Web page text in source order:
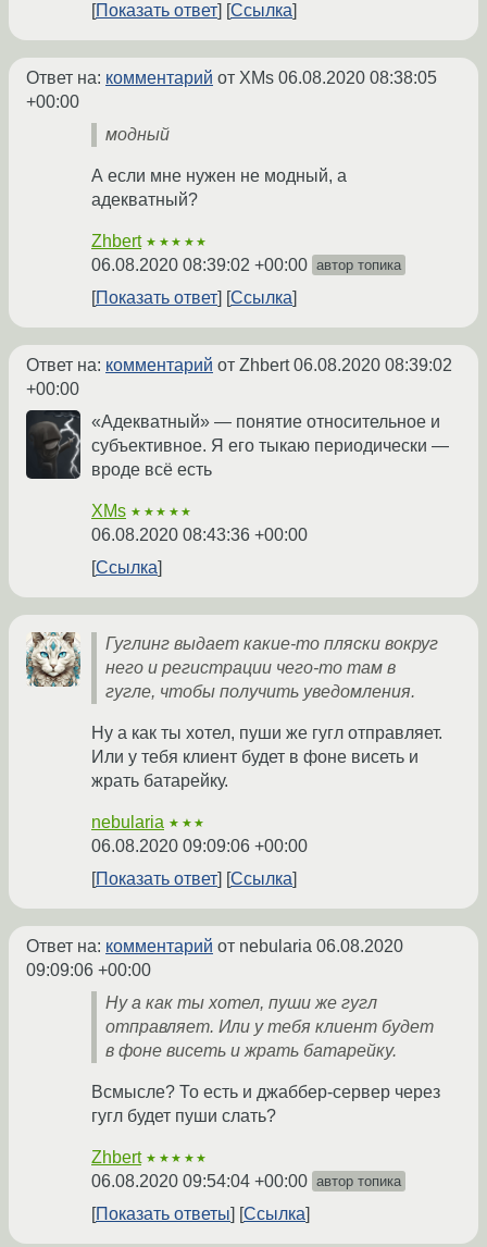
Показать ответ
Ссылка
Ответ на: комментарий от XMs 06.08.2020 08:38:05
+00:00
модный
А если мне нужен не модный, а
адекватный?
Zhbert ★★★★★
06.08.2020 08:39:02 +00:00 автор топика
Показать ответ Ссылка
Ответ на: комментарий от Zhbert06.08.2020 08:39:02
+00:00
«Адекватный» — понятие относительное и
субъективное. Я его тыкаю периодически —
вроде всё есть
XMs ★★★★★
06.08.2020 08:43:36 +00:00
Ссылка
Гуглинг выдает какие-то пляски вокруг
него и регистрации чего-то там в
гугле, чтобы получить уведомления.
Ну а как ты хотел, пуши же гугл отправляет.
Или у тебя клиент будет в фоне висеть и
жрать батарейку.
nebularia ★★★
06.08.2020 09:09:06 +00:00
Показать ответ
Ссылка
Ответ на: комментарий от nebularia 06.08.2020
09:09:06 +00:00
Ну а как ты хотел, пуши же гугл
отправляет. Или у тебя клиент будет
в фоне висеть и жрать батарейку.
Всмысле? То есть и джаббер-сервер через
гугл будет пуши слать?
Zhbert ★★★★★
06.08.2020 09:54:04 +00:00 автор топика
Показать ответы Ссылка